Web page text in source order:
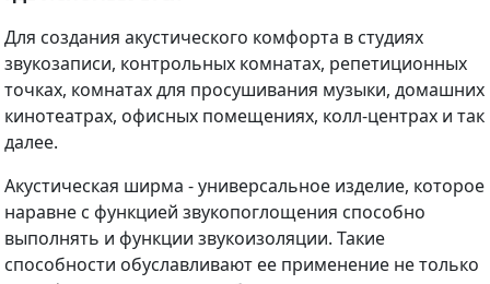
Для создания акустического комфорта в студиях
звукозаписи, контрольных комнатах, репетиционных
точках, комнатах для просушивания музыки, домашних
кинотеатрах, офисных помещениях, колл-центрах и так
далее.
Акустическая ширма - универсальное изделие, которое
наравне с функцией звукопоглощения способно
выполнять и функции звукоизоляции. Такие
способности обуславливают ее применение не только